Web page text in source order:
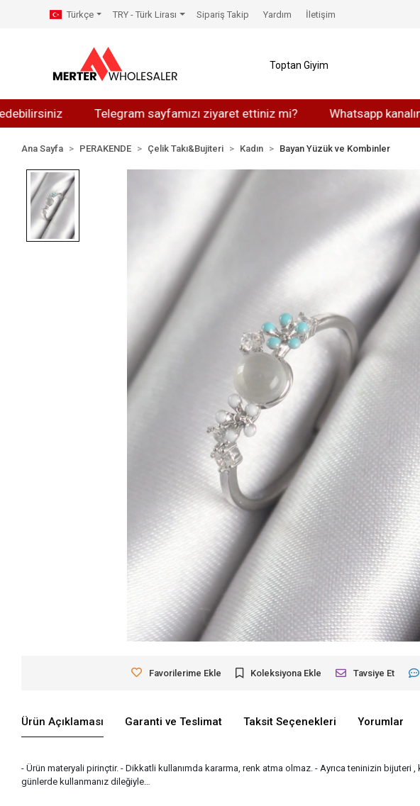
Telegram sayfamızı ziyaret ettiniz mi? Whatsapp kanalımıza
Türkçe TRY - Türk Lirası Sipariş Takip Yardım İletişim
Toptan Giyim
Ana Sayfa PERAKENDE Çelik Takı&Bujiteri Kadın Bayan Yüzük ve Kombinler
Favorilerime Ekle Koleksiyona Ekle Tavsiye Et
Ürün Açıklaması Garanti ve Teslimat Taksit Seçenekleri Yorumlar
- Ürün materyali pirinçtir. - Dikkatli kullanımda kararma, renk atma olmaz. - Ayrıca teninizin bijuteri
günlerde kullanmanız dileğiyle…